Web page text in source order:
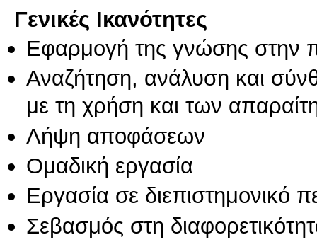
Γενικές Ικανότητες
Εφαρμογή της γνώσης στην
Αναζήτηση, ανάλυση και
με τη χρήση και των
Λήψη αποφάσεων
Ομαδική εργασία
Εργασία σε διεπιστημονικό
Σεβασμός στη